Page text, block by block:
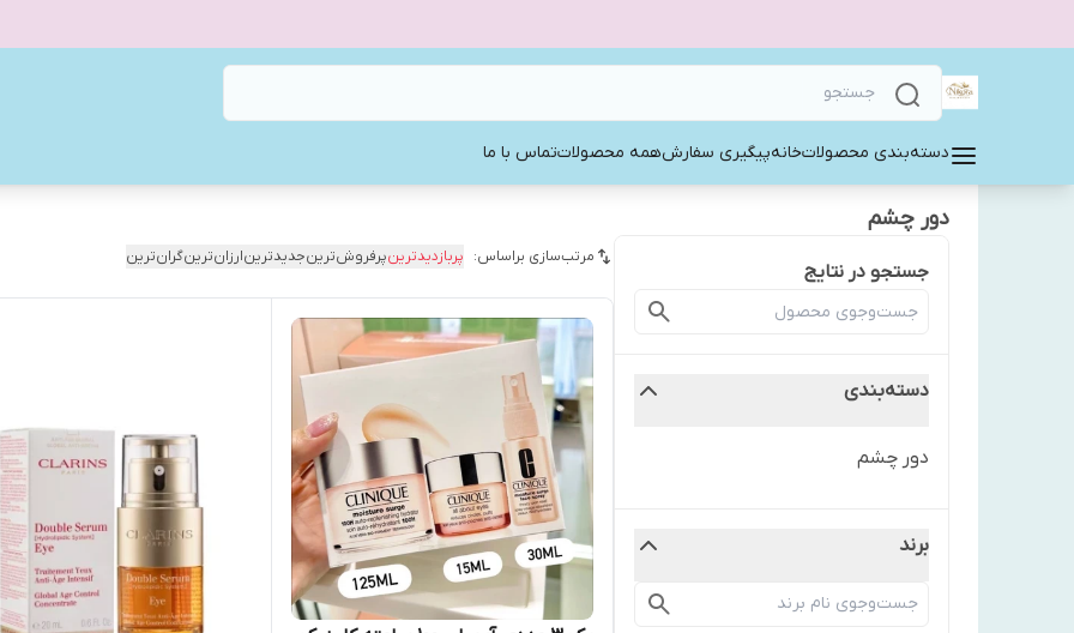
دسته‌بندی محصولاتخانهپیگیری سفارشهمه محصولاتتماس با ما
دور چشم
جستجو در نتایج
دسته‌بندی
دور چشم
برند
مرتب‌سازی براساس: پربازدیدترینپرفروش‌ترینجدیدترینارزان‌ترینگران‌ترین